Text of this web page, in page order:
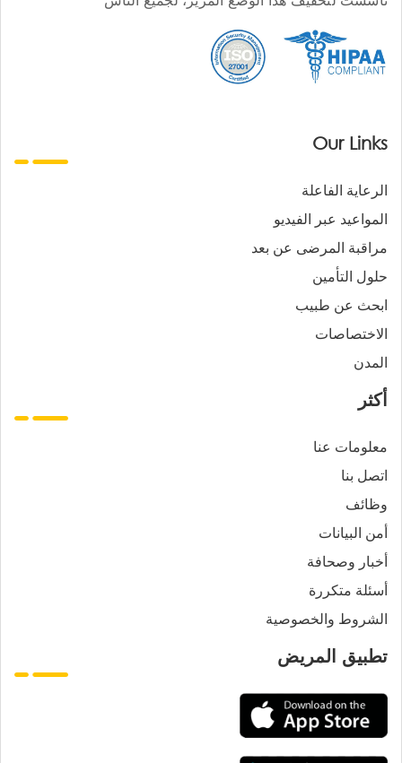
Our Links
الرعاية الفاعلة
المواعيد عبر الفيديو
مراقبة المرضى عن بعد
حلول التأمين
ابحث عن طبيب
الاختصاصات
المدن
أكثر
معلومات عنا
اتصل بنا
وظائف
أمن البيانات
أخبار وصحافة
أسئلة متكررة
الشروط والخصوصية
تطبيق المريض